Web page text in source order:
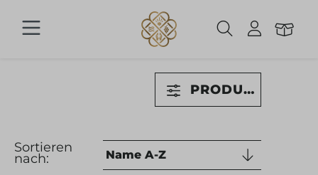
Zum Hauptinhalt springen
PRODUKTE
Sortieren
nach: